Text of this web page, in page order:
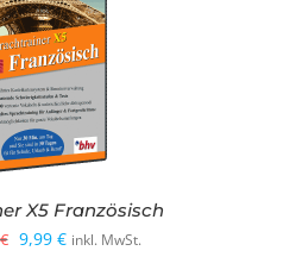
X5 Französisch
€ Ursprünglicher
9,99 €Aktueller
inkl. MwSt.